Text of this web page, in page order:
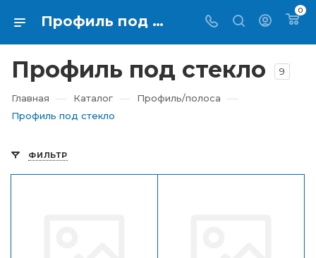
Профиль под стекло по выгодной цене в Екатеринбурге - RTI-KUPI
0
Профиль под стекло 9
Главная — Каталог — Профиль/полоса —
Профиль под стекло
ФИЛЬТР